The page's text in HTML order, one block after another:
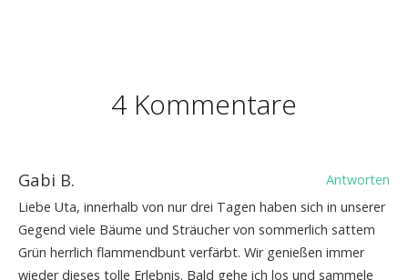
4 Kommentare
Gabi B.
Antworten
Liebe Uta, innerhalb von nur drei Tagen haben sich in unserer
Gegend viele Bäume und Sträucher von sommerlich sattem
Grün herrlich flammendbunt verfärbt. Wir genießen immer
wieder dieses tolle Erlebnis. Bald gehe ich los und sammele